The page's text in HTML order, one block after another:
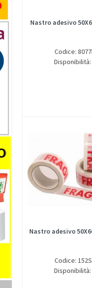
Nastro adesivo
Codice:
Disponibilità:
Nastro adesivo
Codice:
Disponibilità: